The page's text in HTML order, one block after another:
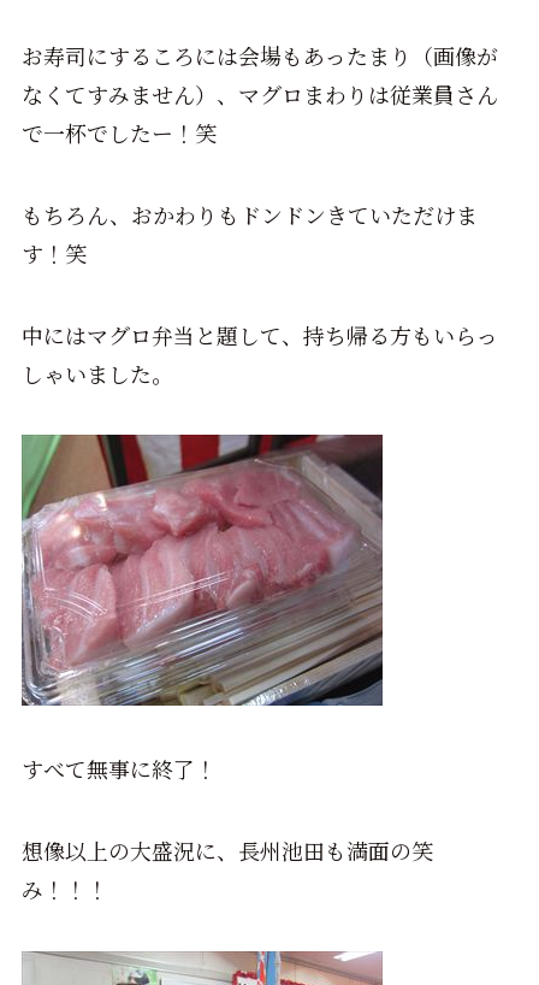
お寿司にするころには会場もあったまり（画像が
なくてすみません）、マグロまわりは従業員さん
で一杯でしたー！笑
もちろん、おかわりもドンドンきていただけま
す！笑
中にはマグロ弁当と題して、持ち帰る方もいらっ
しゃいました。
すべて無事に終了！
想像以上の大盛況に、長州池田も満面の笑
み！！！